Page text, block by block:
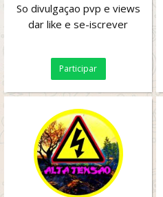
So divulgaçao pvp e views
dar like e se-iscrever
Participar